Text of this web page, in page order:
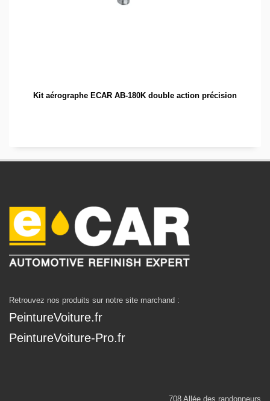
Kit aérographe ECAR AB-180K double action précision
Retrouvez nos produits sur notre site marchand :
PeintureVoiture.fr
PeintureVoiture-Pro.fr
708 Allée des randonneurs